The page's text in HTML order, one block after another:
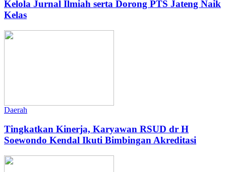
Kelola Jurnal Ilmiah serta Dorong PTS Jateng Naik
Kelas
Daerah
Tingkatkan Kinerja, Karyawan RSUD dr H
Soewondo Kendal Ikuti Bimbingan Akreditasi